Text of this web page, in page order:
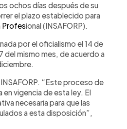
ochos días después de su
el plazo establecido para
Profesional (INSAFORP).
por el oficialismo el 14 de
del mismo mes, de acuerdo a
“Este proceso de
en vigencia de esta ley. El
necesaria para que las
a esta disposición”,